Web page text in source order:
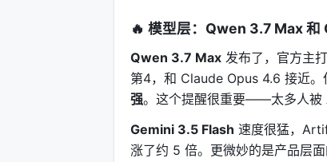
🔥 模型层：Qwen 3.7 Max
Qwen 3.7 Max 发布了，官方主
第4，和 Claude Opus 4.6 接近。
强。这个提醒很重要——太多人被
Gemini 3.5 Flash 速度很猛，
涨了约 5 倍。更微妙的是产品层